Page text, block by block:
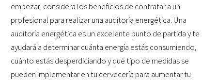
empezar, considera los beneficios de contratar a un
profesional para realizar una auditoría energética. Una
auditoría energética es un excelente punto de partida y te
ayudará a determinar cuánta energía estás consumiendo,
cuánto estás desperdiciando y qué tipo de medidas se
pueden implementar en tu cervecería para aumentar tu